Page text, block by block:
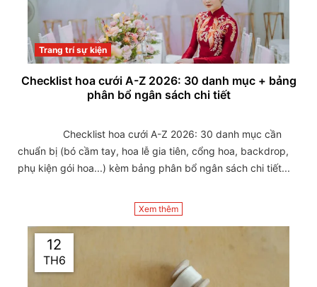
Trang trí sự kiện
Checklist hoa cưới A-Z 2026: 30 danh mục + bảng
phân bổ ngân sách chi tiết
chuẩn bị (bó cầm tay, hoa lễ gia tiên, cổng hoa, backdrop,
phụ kiện gói hoa...) kèm bảng phân bổ ngân sách chi tiết...
Xem thêm
12
TH6